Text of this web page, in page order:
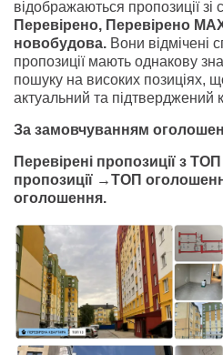
відображаються пропозиції зі
Перевірено, Перевірено
новобудова. Вони відмічені
пропозиції мають однакову
пошуку на високих позиціях,
актуальний та
За замовчуванням
Перевірені пропозиції з
пропозиції →ТОП
оголошення.